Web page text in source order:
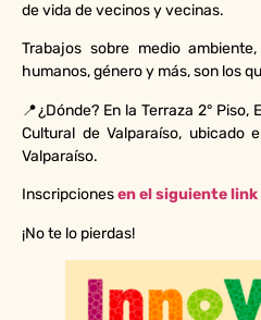
de vida de vecinos y vecinas.
Trabajos sobre medio
humanos, género y más, son los
📍¿Dónde? En la Terraza 2°
Cultural de Valparaíso, ubicado
Valparaíso.
Inscripcionesen el siguiente link
¡No te lo pierdas!